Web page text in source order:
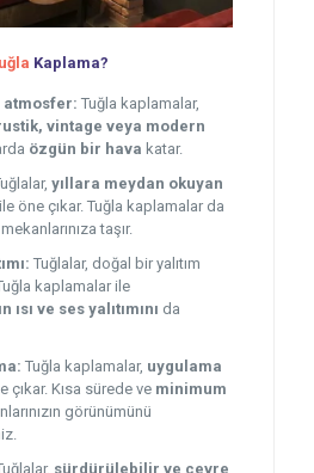
Kaplama?
Tuğla kaplamalar,
vintage veya modern
özgün bir hava katar.
yıllara meydan okuyan
ile öne çıkar. Tuğla kaplamalar da
mekanlarınıza taşır.
Tuğlalar, doğal bir yalıtım
kaplamalar ile
ısı ve ses yalıtımını da
Tuğla kaplamalar, uygulama
çıkar. Kısa sürede ve minimum
görünümünü
sürdürülebilir ve çevre